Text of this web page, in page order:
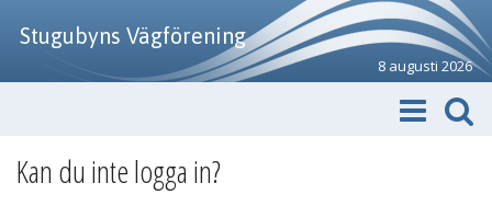
Stugubyns Vägförening
8 augusti 2026
Kan du inte logga in?